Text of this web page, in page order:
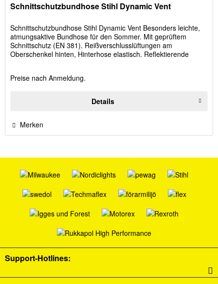
Schnittschutzbundhose Stihl Dynamic Vent
Schnittschutzbundhose Stihl Dynamic Vent Besonders leichte,
atmungsaktive Bundhose für den Sommer. Mit geprüftem
Schnittschutz (EN 381). Reißverschlusslüftungen am
Oberschenkel hinten, Hinterhose elastisch. Reflektierende
Preise nach Anmeldung.
Details
Merken
Support-Hotlines: